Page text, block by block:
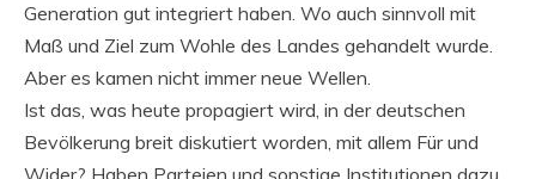
Generation gut integriert haben. Wo auch sinnvoll mit
Maß und Ziel zum Wohle des Landes gehandelt wurde.
Aber es kamen nicht immer neue Wellen.
Ist das, was heute propagiert wird, in der deutschen
Bevölkerung breit diskutiert worden, mit allem Für und
Wider? Haben Parteien und sonstige Institutionen dazu